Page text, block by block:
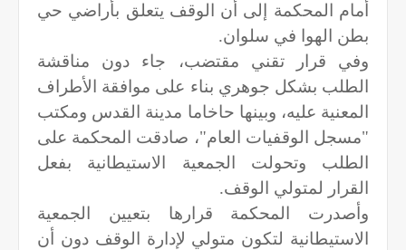
أمام المحكمة إلى أن الوقف يتعلق بأراضي حي
بطن الهوا في سلوان.
وفي قرار تقني مقتضب، جاء دون مناقشة
الطلب بشكل جوهري بناء على موافقة الأطراف
المعنية عليه، وبينها حاخاما مدينة القدس ومكتب
"مسجل الوقفيات العام"، صادقت المحكمة على
الطلب وتحولت الجمعية الاستيطانية بفعل
القرار لمتولي الوقف.
وأصدرت المحكمة قرارها بتعيين الجمعية
الاستيطانية لتكون متولي لإدارة الوقف دون أن